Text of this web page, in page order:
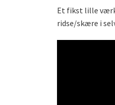
Et fikst lille
ridse/skære i